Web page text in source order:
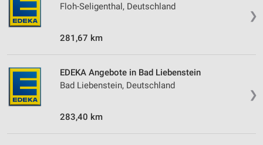
❯
Floh-Seligenthal, Deutschland
281,67 km
❯
EDEKA Angebote in Bad Liebenstein
Bad Liebenstein, Deutschland
283,40 km
Verwendung reduzierter Daten zur Auswahl von
Werbeanzeigen
Verwendung von Profilen zur Auswahl
personalisierter Werbung
Erstellung von Profilen zur Personalisierung